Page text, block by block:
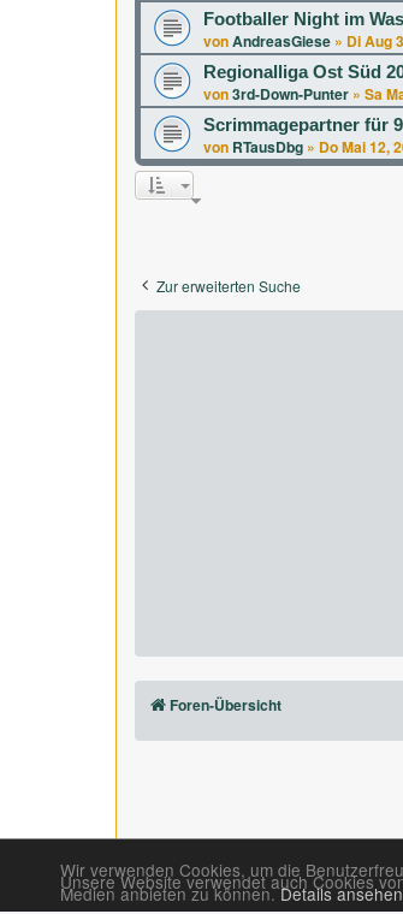
Wir verwenden Cookies, um die
Unsere Website verwendet auch Cookies
Medien anbieten zu können.Details ansehen
Footballer Night im
vonAndreasGiese » Di Aug
Regionalliga Ost Süd
von3rd-Down-Punter » Sa
Scrimmagepartner für
von RTausDbg » Do Mai 12,
Zur erweiterten Suche
Foren-Übersicht